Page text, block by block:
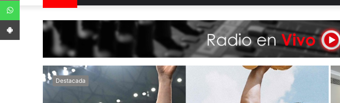
Destacada
App Android